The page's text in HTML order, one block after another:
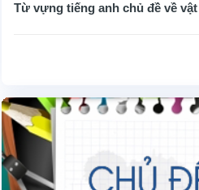
Từ vựng tiếng anh chủ đề về